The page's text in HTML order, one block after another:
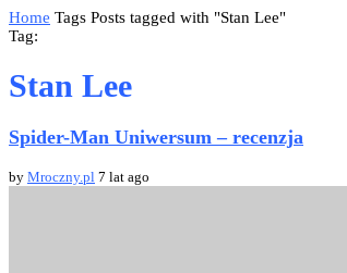
Home Tags Posts tagged with "Stan Lee"
Tag:
Stan Lee
Spider-Man Uniwersum – recenzja
by Mroczny.pl 7 lat ago